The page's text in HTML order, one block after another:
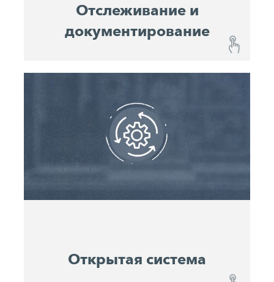
Отслеживание и
документирование
John Deere Operations Center™ показывает
вам местоположение, включая историю
местоположений каждой машины, и
посредством мобильного устройства
направляет вас к вашей машине на
строительной площадке. Постоянное
документирование местоположения и статуса
машин позволяет последовательно
Открытая система